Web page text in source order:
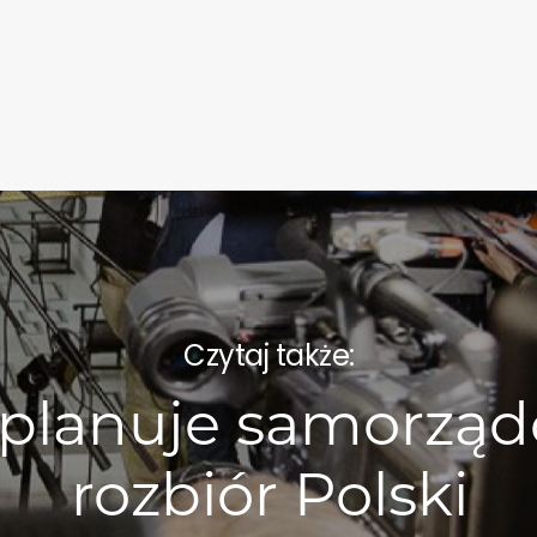
Czytaj także:
rozbiór Polski